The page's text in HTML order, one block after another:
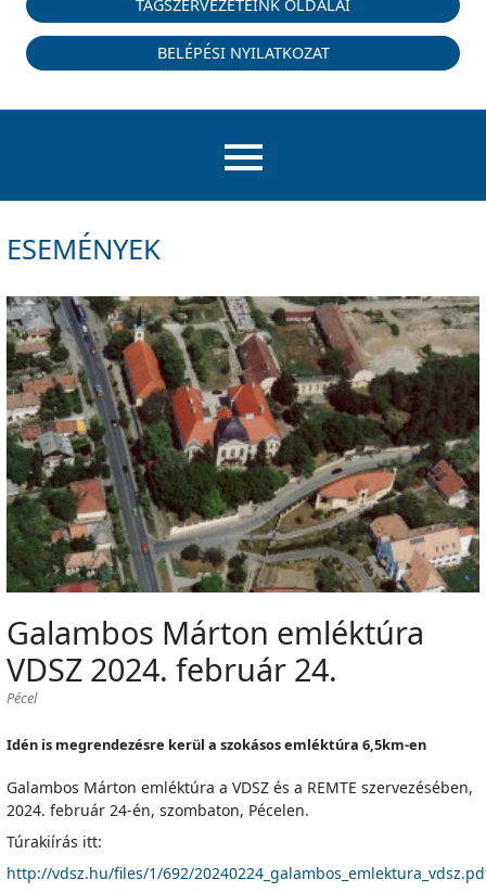
TAGSZERVEZETEINK OLDALAI
BELÉPÉSI NYILATKOZAT
ESEMÉNYEK
Galambos Márton emléktúra
VDSZ 2024. február 24.
Pécel
Idén is megrendezésre kerül a szokásos emléktúra 6,5km-en
Galambos Márton emléktúra a VDSZ és a REMTE szervezésében,
2024. február 24-én, szombaton, Pécelen.
Túrakiírás itt:
http://vdsz.hu/files/1/692/